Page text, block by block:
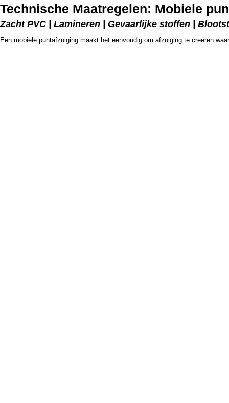
Technische Maatregelen: Mobiele
Zacht PVC | Lamineren | Gevaarlijke stoffen |
Een mobiele puntafzuiging maakt het eenvoudig om afzuiging te creëren